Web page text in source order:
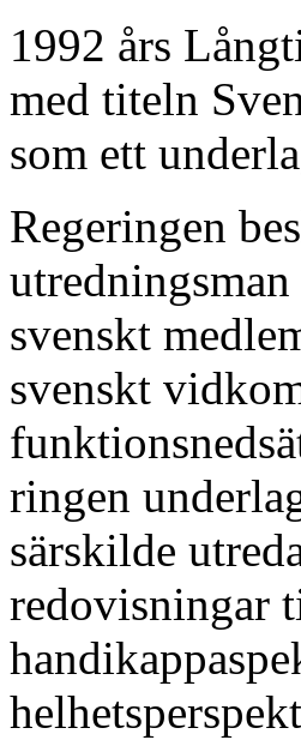
1992 års
med titeln
som ett
Regeringen
svenskt
svenskt
ringen
särskilde
redovisningar